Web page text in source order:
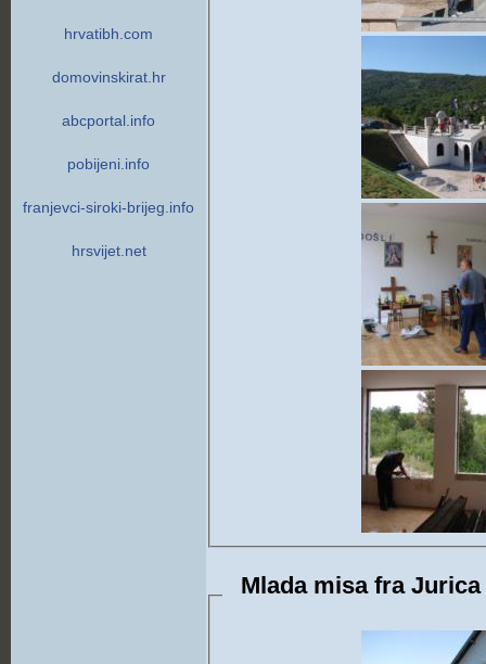
hrvatibh.com
domovinskirat.hr
abcportal.info
pobijeni.info
franjevci-siroki-brijeg.info
hrsvijet.net
Mlada misa fra